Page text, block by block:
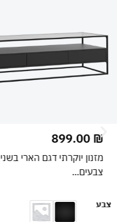
899.00 ₪
מזנון יוקרתי דגם הארי בשני
צבעים...
צבע